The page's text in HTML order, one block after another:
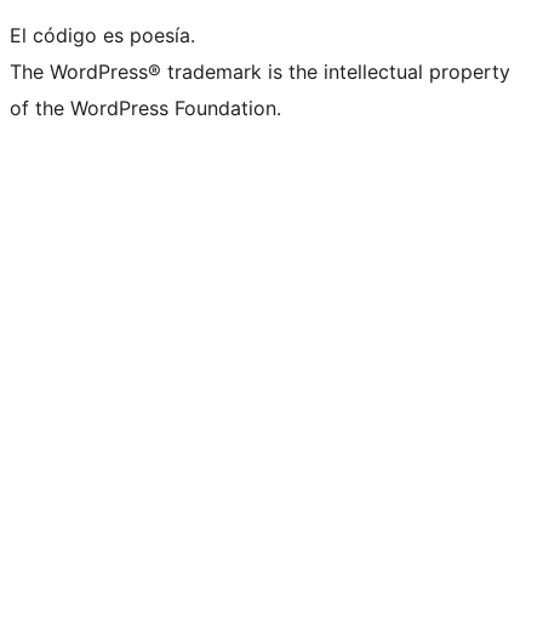
El código es poesía.
The WordPress® trademark is the intellectual property
of the WordPress Foundation.